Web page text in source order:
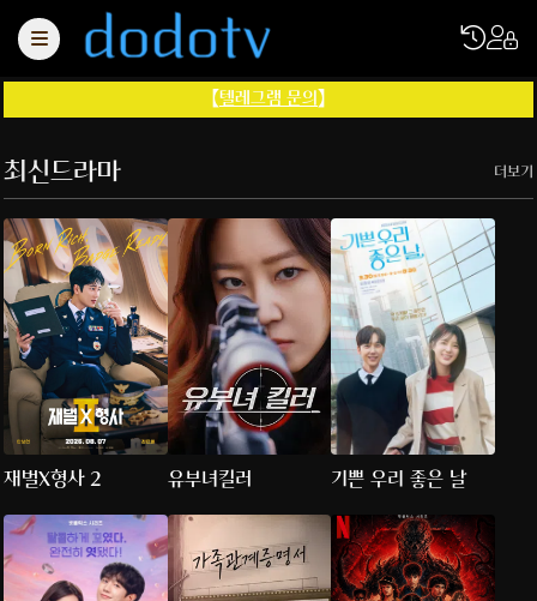
【텔레그램 문의】
최신드라마 더보기
재벌X형사 2 유부녀킬러 기쁜 우리 좋은 날